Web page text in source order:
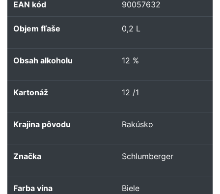
EAN kód 90057632
Objem fľaše 0,2 L
Obsah alkoholu 12 %
Kartonáž 12 /1
Krajina pôvodu Rakúsko
Značka Schlumberger
Farba vína Biele